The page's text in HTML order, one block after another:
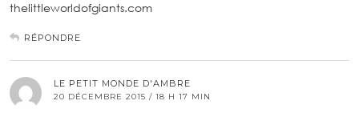
thelittleworldofgiants.com
RÉPONDRE
LE PETIT MONDE D'AMBRE
20 DÉCEMBRE 2015 / 18 H 17 MIN